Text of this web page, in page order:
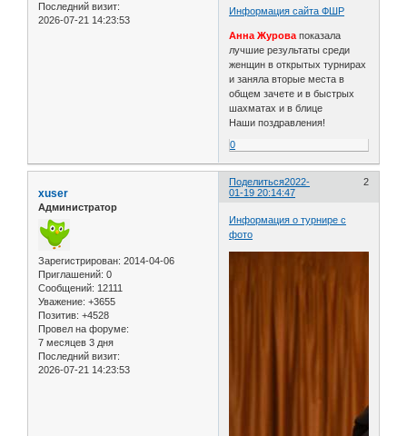
Последний визит:
2026-07-21 14:23:53
Информация сайта ФШР
Анна Журова показала
лучшие результаты среди
женщин в открытых турнирах
и заняла вторые места в
общем зачете и в быстрых
шахматах и в блице
Наши поздравления!
0
Поделиться 2
2022-
01-19 20:14:47
xuser
Администратор
Зарегистрирован: 2014-04-06
Приглашений: 0
Сообщений: 12111
Уважение: +3655
Позитив: +4528
Провел на форуме:
7 месяцев 3 дня
Последний визит:
2026-07-21 14:23:53
Информация о турнире с
фото